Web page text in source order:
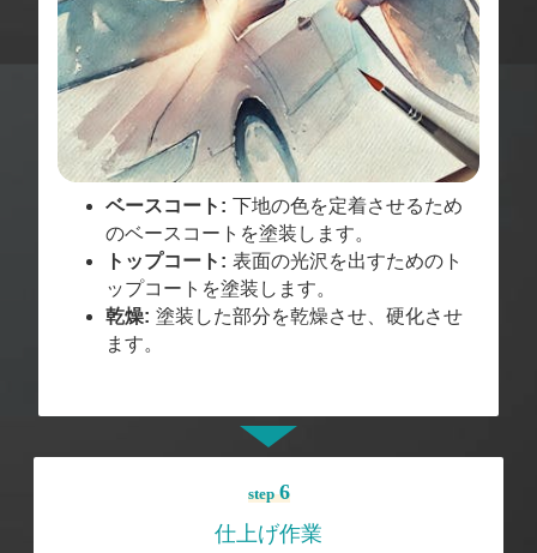
ベースコート: 下地の色を定着させるため
のベースコートを塗装します。
トップコート: 表面の光沢を出すためのト
ップコートを塗装します。
乾燥: 塗装した部分を乾燥させ、硬化させ
ます。
step6
仕上げ作業